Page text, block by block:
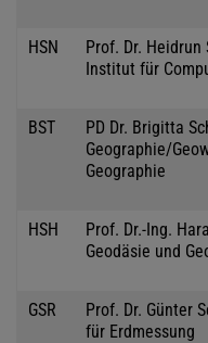
HSN
Prof. Dr. Heidrun
Institut für
BST
PD Dr. Brigitta
Geographie/
Geographie
HSH
Prof. Dr.-Ing.
Geodäsie und
GSR
Prof. Dr. Günter
für Erdmessung